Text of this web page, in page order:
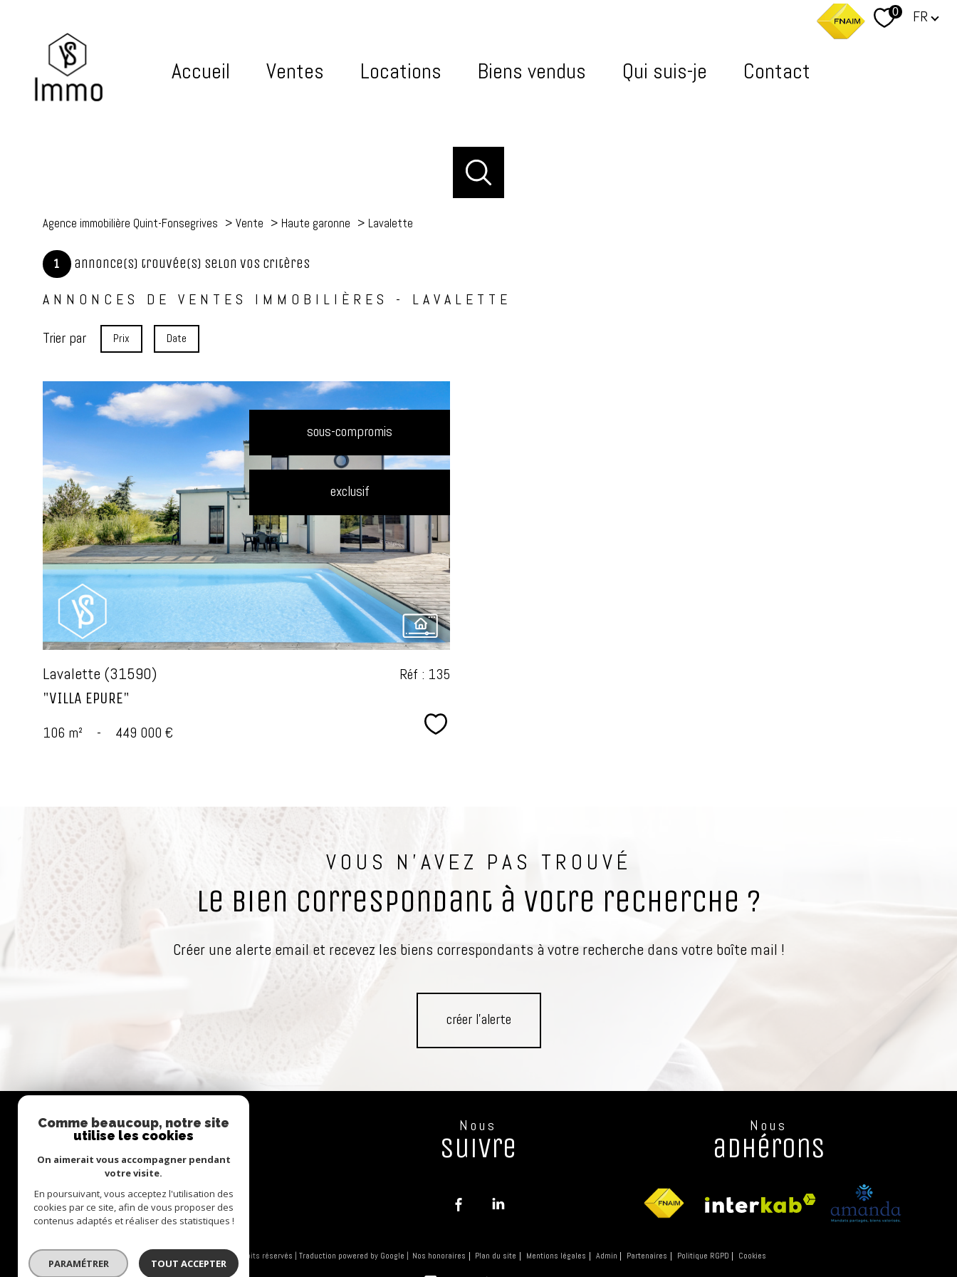
0 Langue
FR
Accueil Ventes Locations Biens vendus Qui suis-je Contact
Agence immobilière Quint-Fonsegrives Vente Haute garonne Lavalette
1 annonce(s) trouvée(s) selon vos critères
ANNONCES DE VENTES IMMOBILIÈRES - LAVALETTE
Trier par Prix Date
sous-compromis
exclusif
voir le
bien
Lavalette (31590)
"VILLA EPURE"
Réf : 135
106 m² - 449 000 € Sélectionner
VOUS N'AVEZ PAS TROUVÉ
le bien correspondant à votre recherche ?
Créer une alerte email et recevez les biens correspondants à votre recherche dans votre boîte mail !
créer l'alerte
Se
connecter
espace propriétaire
Nous
suivre
Nous
adhérons
© 2026 | Tous droits réservés | Traduction powered by Google | Nos honoraires Plan du site Mentions légales Admin Partenaires Politique RGPD Cookies
Comme beaucoup, notre site
utilise les cookies
On aimerait vous accompagner pendant
votre visite.
En poursuivant, vous acceptez l'utilisation des
cookies par ce site, afin de vous proposer des
contenus adaptés et réaliser des statistiques !
PARAMÉTRER TOUT ACCEPTER